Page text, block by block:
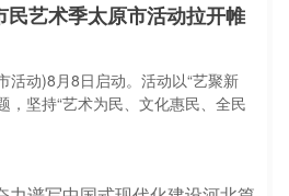
艺术季太原市活动拉开帷
活动)8月8日启动。活动以“艺聚新
，坚持“艺术为民、文化惠民、全民